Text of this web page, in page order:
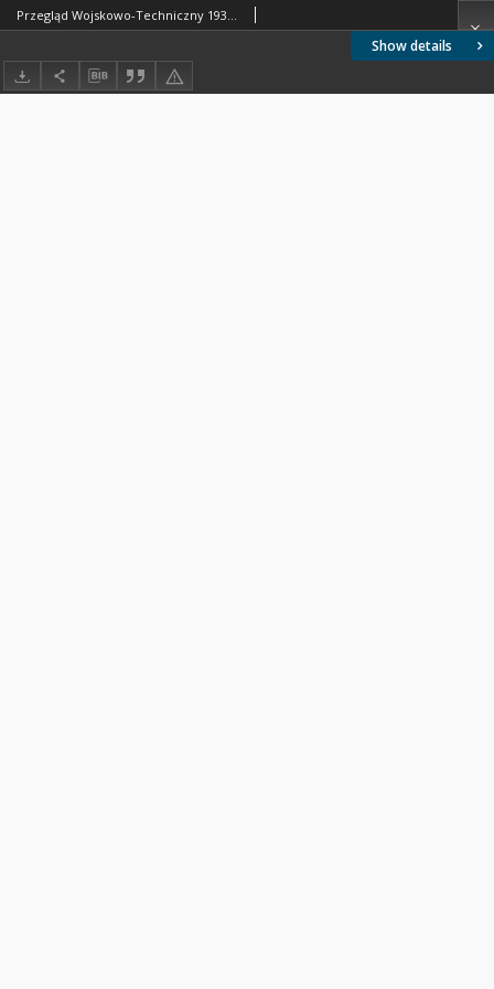
Show details
Przegląd Wojskowo-Techniczny 1935 nr 5